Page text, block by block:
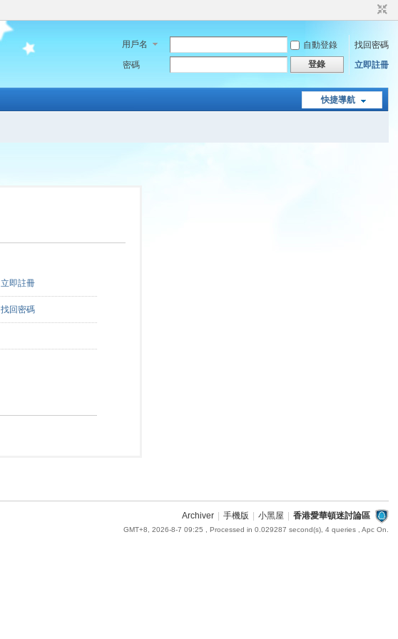
用戶名 自動登錄
找回密碼
密碼
登錄 立即註冊
快捷導航
立即註冊
找回密碼
Archiver 手機版 小黑屋 香港愛華頓迷討論區
GMT+8, 2026-8-7 09:25 , Processed in 0.029287 second(s), 4 queries , Apc On.